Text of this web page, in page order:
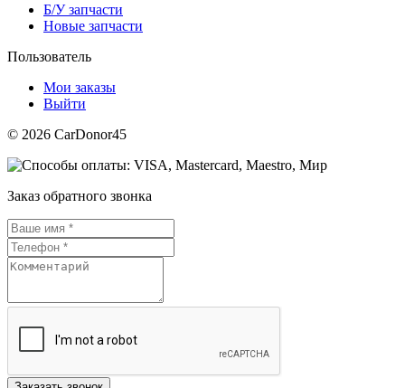
Б/У запчасти
Новые запчасти
Пользователь
Мои заказы
Выйти
© 2026 CarDonor45
Заказ обратного звонка